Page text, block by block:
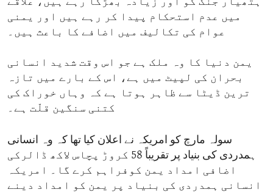
ہتھیار جنگ کو اور زیادہ بھڑکا رہے ہیں، علاقے
میں عدم استحکام پیدا کر رہے ہیں اور یمنی
عوام کی تکالیف میں اضافے کا باعث ہیں۔
یمن دنیا کا وہ ملک ہے جو اس وقت شدید انسانی
بحران کی لپیٹ میں ہے، اس کے بارے میں تازہ
ترین ڈیٹا سے ظاہر ہوتا ہے کہ وہاں خوراک کی
کتنی سنگین قلّت ہے۔
سولہ مارچ کو امریکہ نے اعلان کیا تھا کہ وہ انسانی
ہمدردی کی بنیاد پر تقریباً 58 کروڑ پچاس لاکھ ڈالرکی
اضافی امداد یمن کوفراہم کرے گا۔ امریکہ
انسانی ہمدردی کی بنیاد پر یمن کو امداد دینے